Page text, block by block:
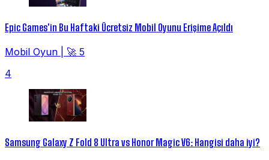
Epic Games'in Bu Haftaki Ücretsiz Mobil Oyunu Erişime Açıldı
Mobil Oyun
🚀 5
4
Samsung Galaxy Z Fold 8 Ultra vs Honor Magic V6: Hangisi daha iyi?